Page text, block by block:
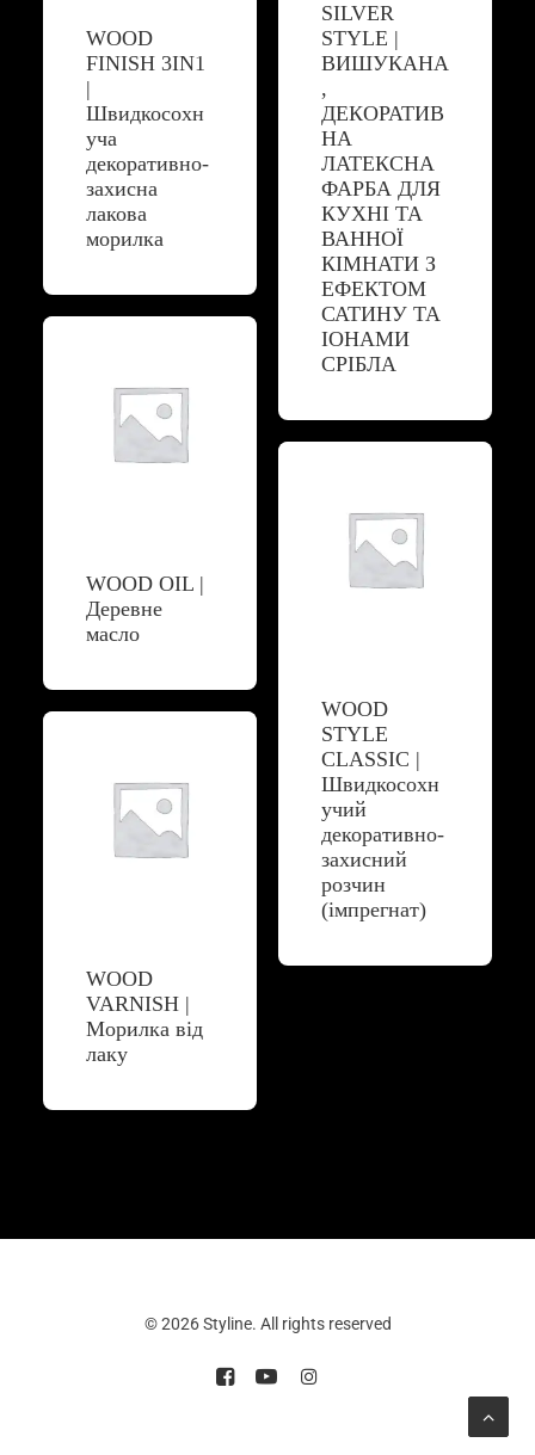
SILVER
STYLE |
ВИШУКАНА
,
ДЕКОРАТИВ
НА
ЛАТЕКСНА
ФАРБА ДЛЯ
КУХНІ ТА
ВАННОЇ
КІМНАТИ З
ЕФЕКТОМ
САТИНУ ТА
ІОНАМИ
СРІБЛА
WOOD
FINISH 3IN1
|
Швидкосохн
уча
декоративно-
захисна
лакова
морилка
WOOD OIL |
Деревне
масло
WOOD
STYLE
CLASSIC |
Швидкосохн
учий
декоративно-
захисний
розчин
(імпрегнат)
WOOD
VARNISH |
Морилка від
лаку
© 2026 Styline. All rights reserved